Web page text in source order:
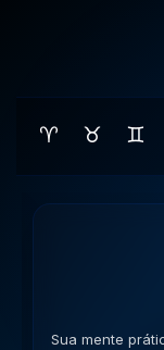
♈ ♉ ♊
Sua lógica é